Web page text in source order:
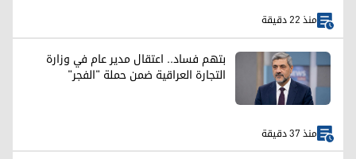
منذ 22 دقيقة
بتهم فساد.. اعتقال مدير عام في وزارة
التجارة العراقية ضمن حملة "الفجر"
منذ 37 دقيقة